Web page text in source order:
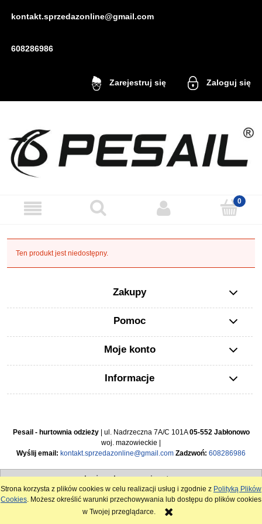
Strona korzysta z plików cookies w celu realizacji usług i zgodnie z Polityką Plików
Cookies. Możesz określić warunki przechowywania lub dostępu do plików cookies
w Twojej przeglądarce.
kontakt.sprzedazonline@gmail.com
608286986
Zarejestruj się Zaloguj się
Ten produkt jest niedostępny.
Zakupy
Pomoc
Moje konto
Informacje
Pesail - hurtownia odzieży| ul. Nadrzeczna 7A/C 101A05-552 Jabłonowo
woj. mazowieckie |
Wyślij email: kontakt.sprzedazonline@gmail.com Zadzwoń: 608286986
pokaż pełną wersję strony
Sklep internetowy Shoper.pl